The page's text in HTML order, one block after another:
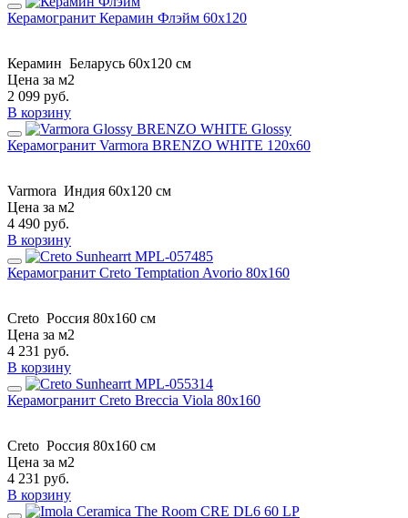
Керамогранит Керамин Флэйм 60x120
Керамин Беларусь 60x120 см
Цена за м2
2 099 руб.
В корзину
Керамогранит Varmora BRENZO WHITE 120x60
Varmora Индия 60x120 см
Цена за м2
4 490 руб.
В корзину
Керамогранит Creto Temptation Avorio 80х160
Creto Россия 80х160 см
Цена за м2
4 231 руб.
В корзину
Керамогранит Creto Breccia Viola 80х160
Creto Россия 80х160 см
Цена за м2
4 231 руб.
В корзину